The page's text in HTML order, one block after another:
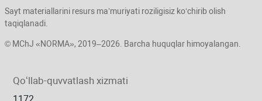
Sayt materiallarini resurs ma’muriyati roziligisiz koʻchirib olish
taqiqlanadi.
© MChJ «NORMA», 2019–2026. Barcha huquqlar himoyalangan.
Qoʻllab-quvvatlash хizmati
1172